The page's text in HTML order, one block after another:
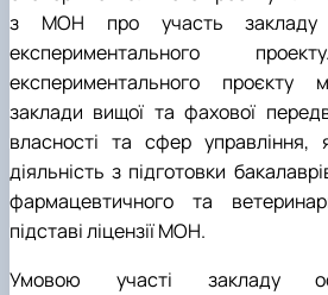
з МОН про участь закладу
експериментального
експериментального проєкту
заклади вищої та фахової
власності та сфер управління,
діяльність з підготовки
фармацевтичного та
підставі ліцензії МОН.
Умовою участі закладу